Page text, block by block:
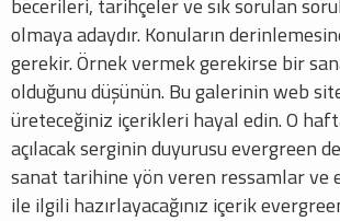
becerileri, tarihçeler ve sık sorulan
olmaya adaydır. Konuların
gerekir. Örnek vermek gerekirse bir
olduğunu düşünün. Bu galerinin web
üreteceğiniz içerikleri hayal edin. O
açılacak serginin duyurusu evergreen
sanat tarihine yön veren ressamlar ve
ile ilgili hazırlayacağınız içerik